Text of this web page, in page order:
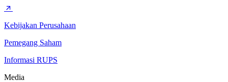
Kebijakan Perusahaan
Pemegang Saham
Informasi RUPS
Media